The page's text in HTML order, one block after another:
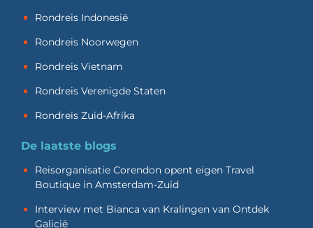
Rondreis Indonesië
Rondreis Noorwegen
Rondreis Vietnam
Rondreis Verenigde Staten
Rondreis Zuid-Afrika
De laatste blogs
Reisorganisatie Corendon opent eigen Travel
Boutique in Amsterdam-Zuid
Interview met Bianca van Kralingen van Ontdek
Galicië